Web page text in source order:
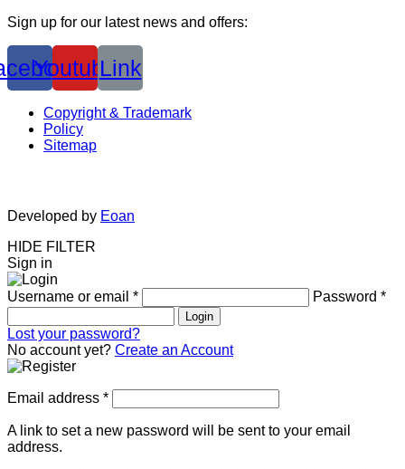
Sign up for our latest news and offers:
YoutubeLink
Copyright & Trademark
Policy
Sitemap
Developed by Eoan
HIDE FILTER
Sign in
Username or email * Password *
Login
Lost your password?
No account yet? Create an Account
Email address *
A link to set a new password will be sent to your email
address.